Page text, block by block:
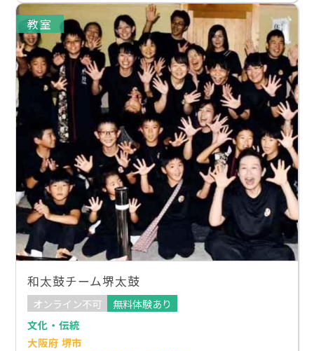
教室
和太鼓チーム堺太鼓
オンライン不可
無料体験あり
文化・伝統
大阪府 堺市